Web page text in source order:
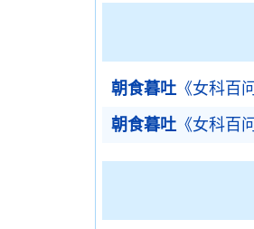
朝食暮吐 《女科百
朝食暮吐 《女科百